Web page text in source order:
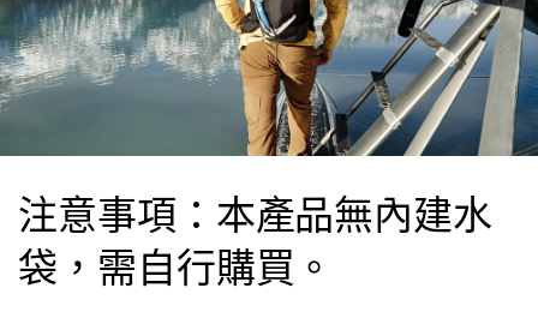
注意事項：本產品無內建水
袋，需自行購買。